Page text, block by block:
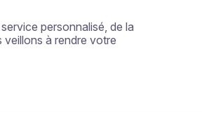
personnalisé, de la
à rendre votre